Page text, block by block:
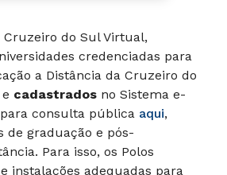
Cruzeiro do Sul Virtual,
credenciadas para
a Distância da Cruzeiro do
cadastrados no Sistema e-
consulta pública aqui,
de graduação e pós-
Para isso, os Polos
instalações adequadas para